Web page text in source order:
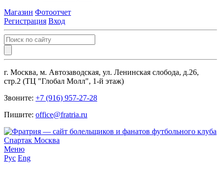
Магазин Фотоотчет
Регистрация Вход
г. Москва, м. Автозаводская, ул. Ленинская слобода, д.26,
стр.2 (ТЦ "Глобал Молл", 1-й этаж)
Звоните: +7 (916) 957-27-28
Пишите: office@fratria.ru
Меню
Рус Eng